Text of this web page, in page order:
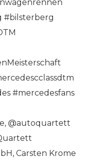
#bilsterberg
#mercedesfans
@autoquartett
Carsten Krome